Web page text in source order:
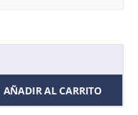
AÑADIR AL CARRITO